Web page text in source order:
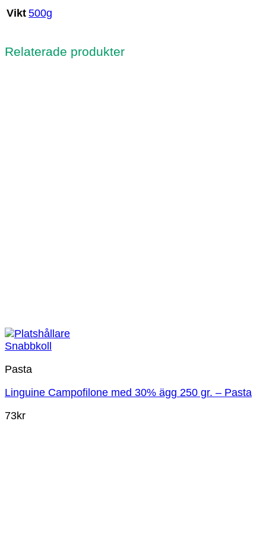
Vikt 500g
Relaterade produkter
Snabbkoll
Pasta
Linguine Campofilone med 30% ägg 250 gr. – Pasta
73kr